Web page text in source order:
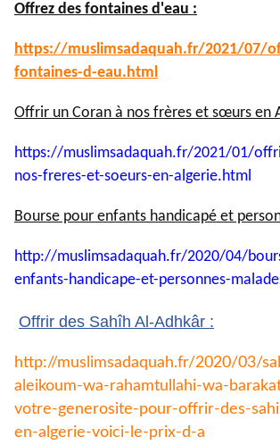
Offrez des fontaines d'eau :
https://muslimsadaquah.fr/2021/07/
fontaines-d-eau.html
Offrir un Coran à nos frères et sœurs en
https://muslimsadaquah.fr/2021/01/
nos-freres-et-soeurs-en-algerie.html
Bourse pour enfants handicapé et
http://muslimsadaquah.fr/2020/04/
enfants-handicape-et-personnes-
Offrir des Sahîh Al-Adhkâr :
http://muslimsadaquah.fr/2020/03/
aleikoum-wa-rahamtullahi-wa-
votre-generosite-pour-offrir-des-
en-algerie-voici-le-prix-d-a